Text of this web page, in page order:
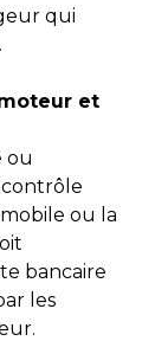
qui
et
ou
contrôle
ou la
bancaire
les